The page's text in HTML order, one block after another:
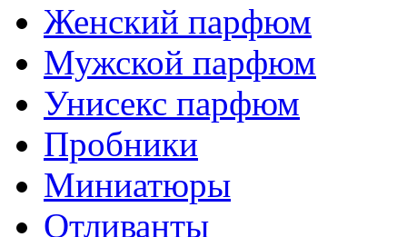
Женский парфюм
Мужской парфюм
Унисекс парфюм
Пробники
Миниатюры
Отливанты